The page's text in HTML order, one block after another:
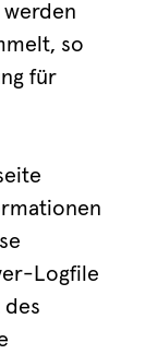
so
für
Logfile